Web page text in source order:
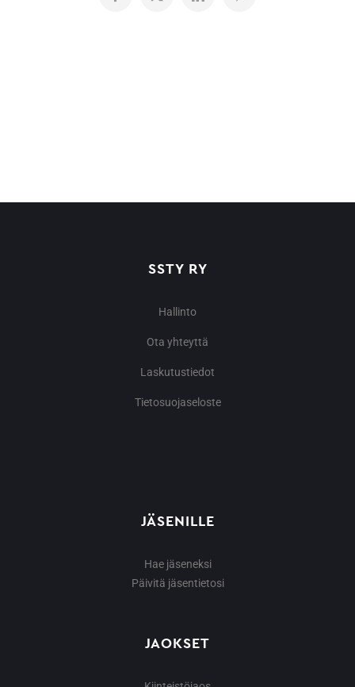
SSTY RY
Hallinto
Ota yhteyttä
Laskutustiedot
Tietosuojaseloste
JÄSENILLE
Hae jäseneksi
Päivitä jäsentietosi
JAOKSET